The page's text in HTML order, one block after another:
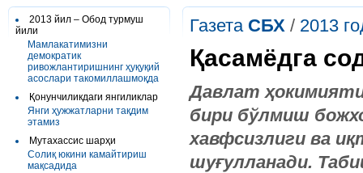
2013 йил – Обод турмуш
йили
Мамлакатимизни
демократик
ривожлантиришнинг ҳуқуқий
асослари такомиллашмоқда
Қонунчиликдаги янгиликлар
Янги ҳужжатларни тақдим
этамиз
Мутахассис шарҳи
Солиқ юкини камайтириш
мақсадида
Газета СБХ / 2013
Қасамёдга
Давлат
бири бўлмиш
хавфсизлиги ва
шуғулланади.